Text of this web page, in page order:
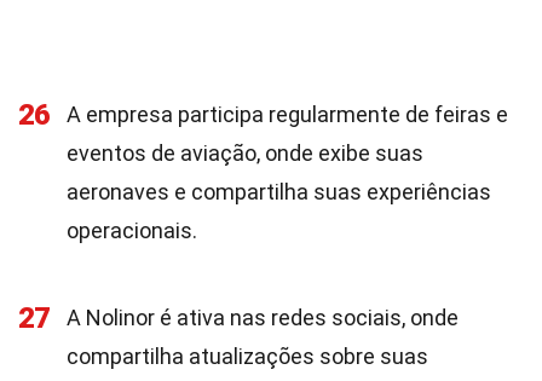
26
A empresa participa regularmente de feiras e
eventos de aviação, onde exibe suas
aeronaves e compartilha suas experiências
operacionais.
27
A Nolinor é ativa nas redes sociais, onde
compartilha atualizações sobre suas